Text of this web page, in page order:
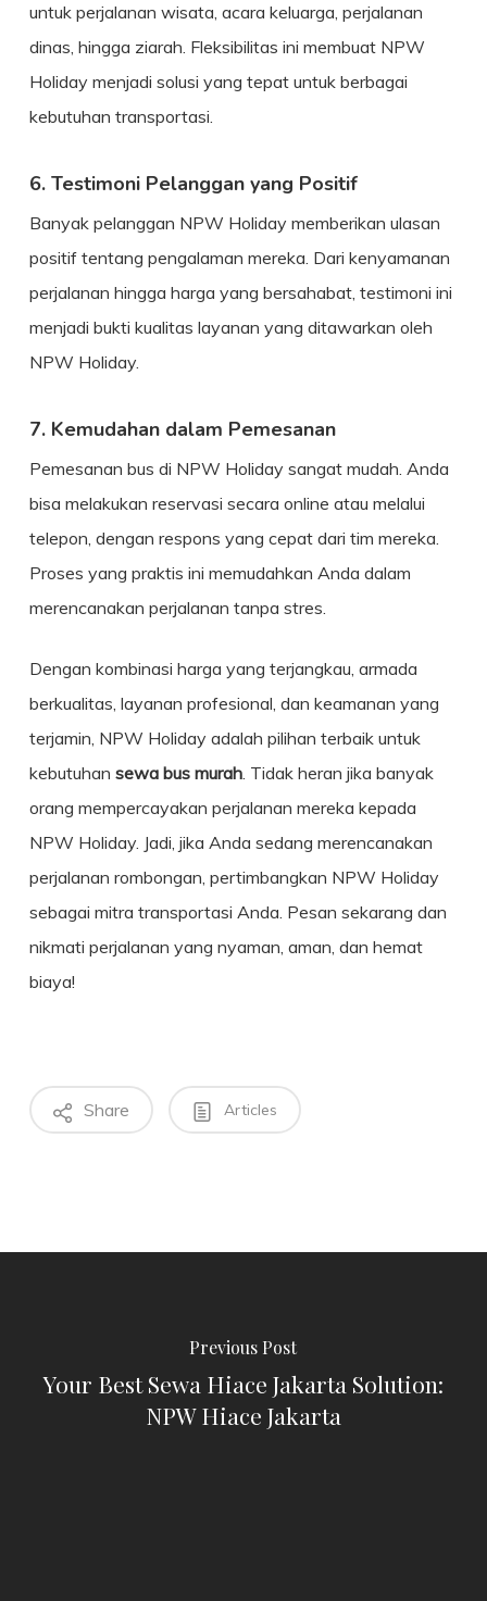
untuk perjalanan wisata, acara keluarga, perjalanan
dinas, hingga ziarah. Fleksibilitas ini membuat NPW
Holiday menjadi solusi yang tepat untuk berbagai
kebutuhan transportasi.
6. Testimoni Pelanggan yang Positif
Banyak pelanggan NPW Holiday memberikan ulasan
positif tentang pengalaman mereka. Dari kenyamanan
perjalanan hingga harga yang bersahabat, testimoni ini
menjadi bukti kualitas layanan yang ditawarkan oleh
NPW Holiday.
7. Kemudahan dalam Pemesanan
Pemesanan bus di NPW Holiday sangat mudah. Anda
bisa melakukan reservasi secara online atau melalui
telepon, dengan respons yang cepat dari tim mereka.
Proses yang praktis ini memudahkan Anda dalam
merencanakan perjalanan tanpa stres.
Dengan kombinasi harga yang terjangkau, armada
berkualitas, layanan profesional, dan keamanan yang
terjamin, NPW Holiday adalah pilihan terbaik untuk
kebutuhan sewa bus murah. Tidak heran jika banyak
orang mempercayakan perjalanan mereka kepada
NPW Holiday. Jadi, jika Anda sedang merencanakan
perjalanan rombongan, pertimbangkan NPW Holiday
sebagai mitra transportasi Anda. Pesan sekarang dan
nikmati perjalanan yang nyaman, aman, dan hemat
biaya!
Share Articles
Previous Post
Your Best Sewa Hiace Jakarta Solution:
NPW Hiace Jakarta